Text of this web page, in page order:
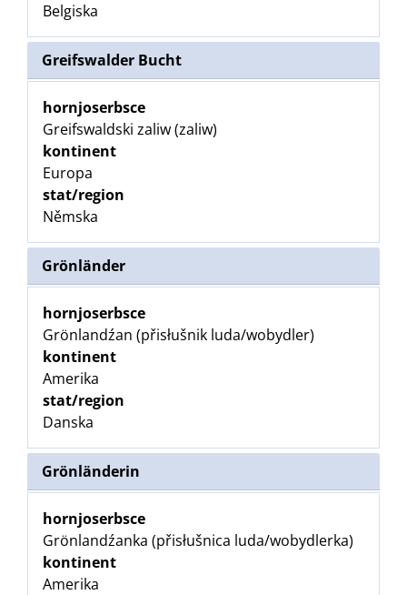
Belgiska
Greifswalder Bucht
hornjoserbsce
Greifswaldski zaliw (zaliw)
kontinent
Europa
stat/region
Němska
Grönländer
hornjoserbsce
Grönlandźan (přisłušnik luda/wobydler)
kontinent
Amerika
stat/region
Danska
Grönländerin
hornjoserbsce
Grönlandźanka (přisłušnica luda/wobydlerka)
kontinent
Amerika